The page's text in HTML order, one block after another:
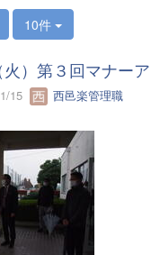
10件
火）第３回マナー
15 西邑楽管理職